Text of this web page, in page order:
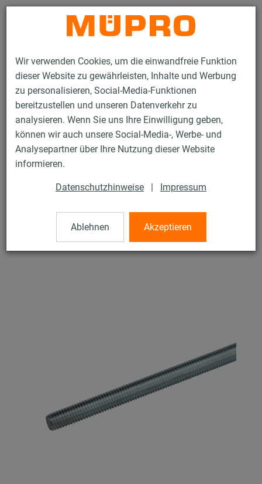
Wir verwenden Cookies, um die einwandfreie Funktion
dieser Website zu gewährleisten, Inhalte und Werbung
zu personalisieren, Social-Media-Funktionen
bereitzustellen und unseren Datenverkehr zu
analysieren. Wenn Sie uns Ihre Einwilligung geben,
können wir auch unsere Social-Media-, Werbe- und
Analysepartner über Ihre Nutzung dieser Website
informieren.
Datenschutzhinweise | Impressum
Ablehnen Akzeptieren
Kontakt
Produkte Befestigungstechnik
Edelstahlprodukte
Edelstahl-Montageteile
Gewindestangen
Gewindestangen